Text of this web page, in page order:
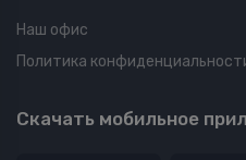
Наш офис
Политика
Скачать мобильное